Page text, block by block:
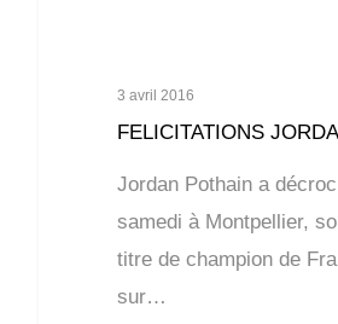
3 avril 2016
FELICITATIONS
Jordan Pothain a
samedi à Montpellier,
titre de champion de
sur…